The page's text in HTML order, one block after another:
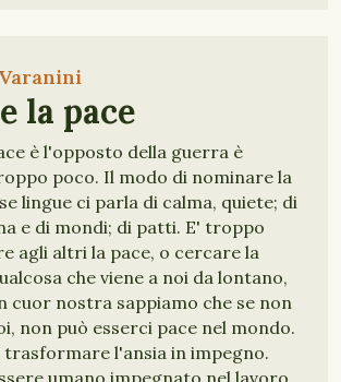
la pace
è l'opposto della guerra è
poco. Il modo di nominare la
lingue ci parla di calma, quiete; di
e di mondi; di patti. E' troppo
agli altri la pace, o cercare la
che viene a noi da lontano,
cuor nostra sappiamo che se non
non può esserci pace nel mondo.
trasformare l'ansia in impegno.
umano impegnato nel lavoro